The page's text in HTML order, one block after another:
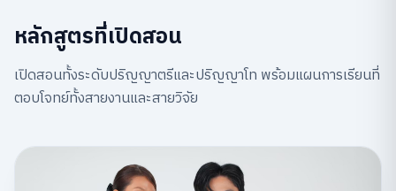
หลักสูตรที่เปิดสอน
เปิดสอนทั้งระดับปริญญาตรีและปริญญาโท พร้อมแผนการเรียนที่
ตอบโจทย์ทั้งสายงานและสายวิจัย